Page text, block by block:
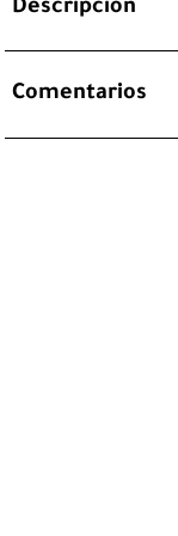
Descripción
Comentarios